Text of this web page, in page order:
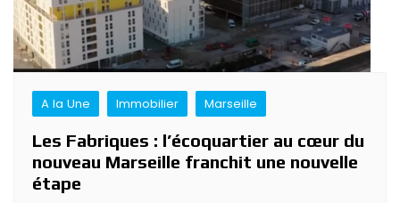
A la Une Immobilier Marseille
Les Fabriques : l’écoquartier au cœur du
nouveau Marseille franchit une nouvelle
étape